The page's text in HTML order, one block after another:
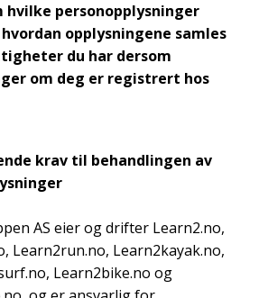
hvilke personopplysninger
opplysningene samles
du har dersom
om deg er registrert hos
krav til behandlingen av
AS eier og drifter Learn2.no,
Learn2run.no, Learn2kayak.no,
Learn2bike.no og